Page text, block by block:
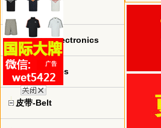
包包-bags
电子产品-Electronics
眼镜-Glasses
皮带-Belt